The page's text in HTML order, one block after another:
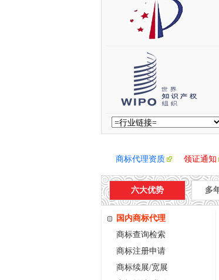
商标代理资质 领证通知
六大优势 多
国内商标代理
商标查询检索
商标注册申请
商标续展/宽展